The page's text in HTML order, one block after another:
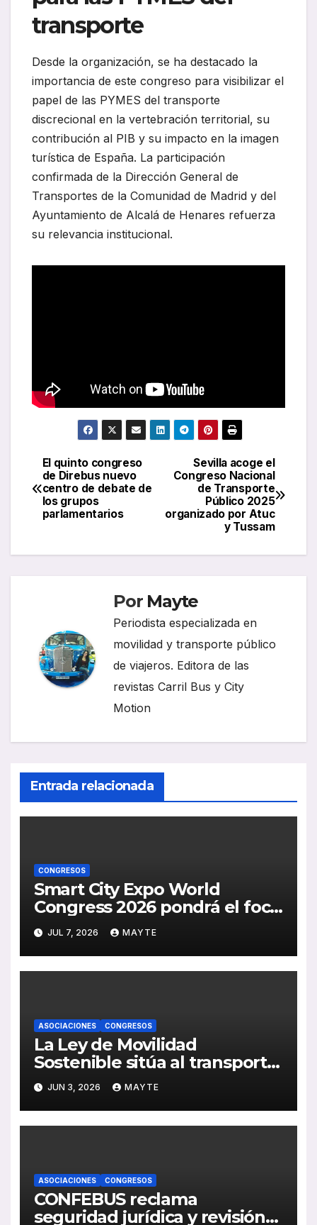
transporte
Desde la organización, se ha destacado la
importancia de este congreso para visibilizar el
papel de las PYMES del transporte
discrecional en la vertebración territorial, su
contribución al PIB y su impacto en la imagen
turística de España. La participación
confirmada de la Dirección General de
Transportes de la Comunidad de Madrid y del
Ayuntamiento de Alcalá de Henares refuerza
su relevancia institucional.
Navegación
de
entradas
Sevilla acoge el
Congreso Nacional
de Transporte
Público 2025
organizado por Atuc
y Tussam
El quinto congreso
de Direbus nuevo
centro de debate de
los grupos
parlamentarios
Por Mayte
Periodista especializada en
movilidad y transporte público
de viajeros. Editora de las
revistas Carril Bus y City
Motion
Entrada relacionada
CONGRESOS
Smart City Expo World
Congress 2026 pondrá el foco
en la vivienda y las soluciones
urbanas con impacto real
JUL 7, 2026 MAYTE
ASOCIACIONES CONGRESOS
La Ley de Movilidad
Sostenible sitúa al transporte
público como eje del cambio
de paradigma en España
JUN 3, 2026 MAYTE
ASOCIACIONES CONGRESOS
CONFEBUS reclama
seguridad jurídica y revisión